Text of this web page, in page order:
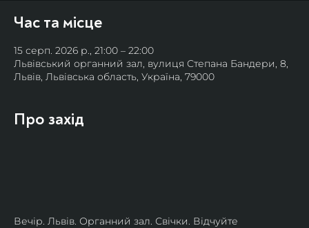
Час та місце
15 серп. 2026 р., 21:00 – 22:00
Львівський органний зал, вулиця Степана Бандери, 8,
Львів, Львівська область, Україна, 79000
Про захід
Вечір. Львів. Органний зал. Свічки. Відчуйте